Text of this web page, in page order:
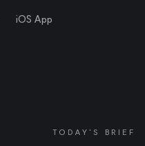
iOS App
TODAY'S BRIEF